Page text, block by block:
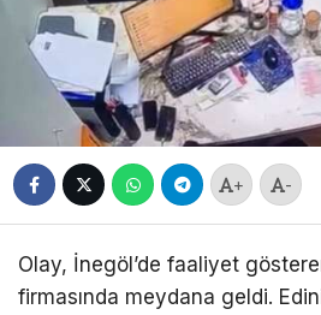
+ -
Olay, İnegöl’de faaliyet
firmasında meydana geldi.